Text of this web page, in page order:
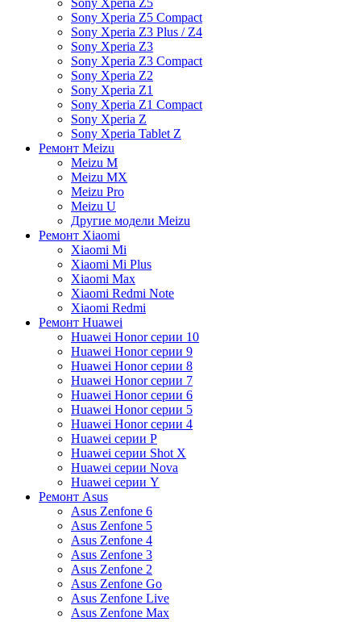
Sony Xperia Z5 Compact
Sony Xperia Z3 Plus / Z4
Sony Xperia Z3
Sony Xperia Z3 Compact
Sony Xperia Z2
Sony Xperia Z1
Sony Xperia Z1 Compact
Sony Xperia Z
Sony Xperia Tablet Z
Ремонт Meizu
Meizu M
Meizu MX
Meizu Pro
Meizu U
Другие модели Meizu
Ремонт Xiaomi
Xiaomi Mi
Xiaomi Mi Plus
Xiaomi Max
Xiaomi Redmi Note
Xiaomi Redmi
Ремонт Huawei
Huawei Honor серии 10
Huawei Honor серии 9
Huawei Honor серии 8
Huawei Honor серии 7
Huawei Honor серии 6
Huawei Honor серии 5
Huawei Honor серии 4
Huawei серии P
Huawei серии Shot X
Huawei серии Nova
Huawei серии Y
Ремонт Asus
Asus Zenfone 6
Asus Zenfone 5
Asus Zenfone 4
Asus Zenfone 3
Asus Zenfone 2
Asus Zenfone Go
Asus Zenfone Live
Asus Zenfone Max